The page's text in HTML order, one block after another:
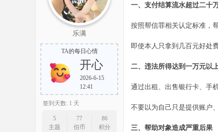
乐满
TA的每日心情
开心
2026-6-15
12:41
签到天数: 1 天
5
主题
77
伯币
86
积分
一、支付结算流水超过二十
按照帮信罪相关认定标准，
即使本人只拿到几百元好处
二、违法所得达到一万元以
通过出租、出售银行卡、手
不要以为自己只是提供账户
三、帮助对象造成严重后果